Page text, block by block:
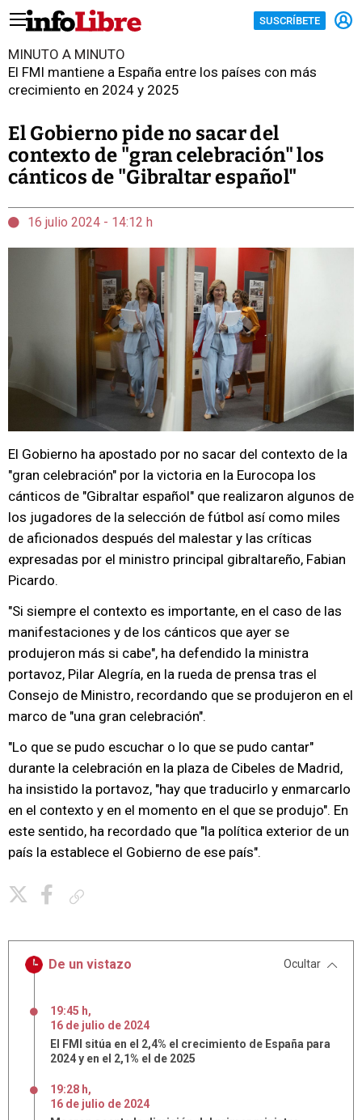
SUSCRÍBETE
MINUTO A MINUTO
El FMI mantiene a España entre los países con más
crecimiento en 2024 y 2025
El Gobierno pide no sacar del
contexto de "gran celebración" los
cánticos de "Gibraltar español"
16 julio 2024 - 14:12 h
El Gobierno ha apostado por no sacar del contexto de la
"gran celebración" por la victoria en la Eurocopa los
cánticos de "Gibraltar español" que realizaron algunos de
los jugadores de la selección de fútbol así como miles
de aficionados después del malestar y las críticas
expresadas por el ministro principal gibraltareño, Fabian
Picardo.
"Si siempre el contexto es importante, en el caso de las
manifestaciones y de los cánticos que ayer se
produjeron más si cabe", ha defendido la ministra
portavoz, Pilar Alegría, en la rueda de prensa tras el
Consejo de Ministro, recordando que se produjeron en el
marco de "una gran celebración".
"Lo que se pudo escuchar o lo que se pudo cantar"
durante la celebración en la plaza de Cibeles de Madrid,
ha insistido la portavoz, "hay que traducirlo y enmarcarlo
en el contexto y en el momento en el que se produjo". En
este sentido, ha recordado que "la política exterior de un
país la establece el Gobierno de ese país".
De un vistazo Ocultar
19:45 h,
16 de julio de 2024
El FMI sitúa en el 2,4% el crecimiento de España para
2024 y en el 2,1% el de 2025
19:28 h,
16 de julio de 2024